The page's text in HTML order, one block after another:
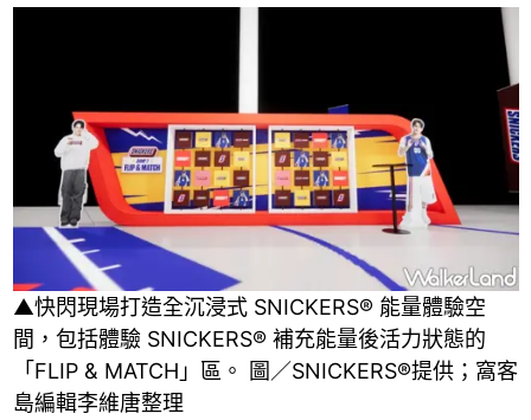
▲快閃現場打造全沉浸式 SNICKERS® 能量體驗空
間，包括體驗 SNICKERS® 補充能量後活力狀態的
「FLIP & MATCH」區。 圖／SNICKERS®提供；窩客
島編輯李維唐整理